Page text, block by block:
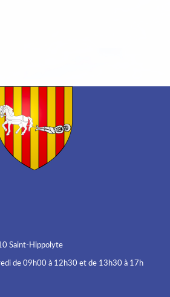
Saint-Hippolyte
de 09h00 à 12h30 et de 13h30 à 17h